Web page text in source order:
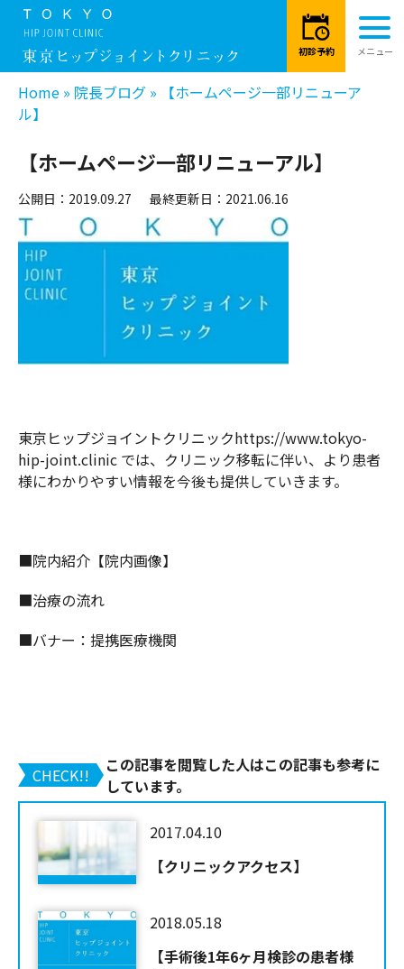
Home » 院長ブログ »
【ホームページ一部リニューア
ル】
【ホームページ一部リニューアル】
公開日：2019.09.27 最終更新日：2021.06.16
東京ヒップジョイントクリニックhttps://www.tokyo-
hip-joint.clinic では、クリニック移転に伴い、より患者
様にわかりやすい情報を今後も提供していきます。
■院内紹介【院内画像】
■治療の流れ
■バナー：提携医療機関
CHECK!!
この記事を閲覧した人はこの記事も参考に
しています。
2017.04.10
【クリニックアクセス】
2018.05.18
【手術後1年6ヶ月検診の患者様